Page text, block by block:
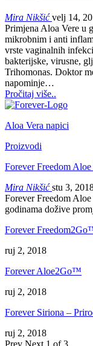
Mira Nikšićvelj 14,
Primjena Aloa Vere u
mikrobnim i anti
vrste vaginalnih
bakterijske, virusne,
Trihomonas. Doktor
napominje…
Pročitaj više..
Aloa Vera napici
Proizvodi
Forever Freedom
Mira Nikšićstu 3,
Forever Freedom
godinama dožive
Forever
ruj 2, 2018
Forever Aloe2Go™
ruj 2, 2018
Forever Siriona –
ruj 2, 2018
Prev Next 1 of 3